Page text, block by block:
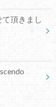
頂きまし